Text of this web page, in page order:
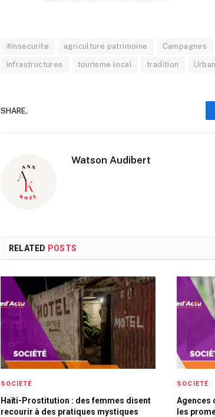
#insecurite agriculture patrimoine Campagnes
infrastructures tourisme local tradition
SHARE.
Watson Audibert
RELATED POSTS
SOCIETÉ
Haïti-Prostitution : des femmes disent
recourir à des pratiques mystiques
SOCIETÉ
Agences
les